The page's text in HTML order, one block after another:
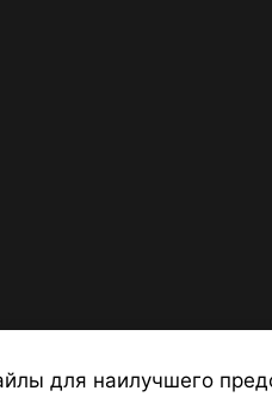
для наилучшего